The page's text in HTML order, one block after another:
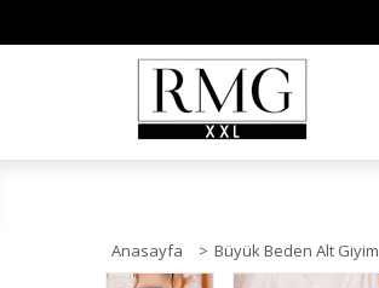
Anasayfa > Büyük Beden Alt Giyim